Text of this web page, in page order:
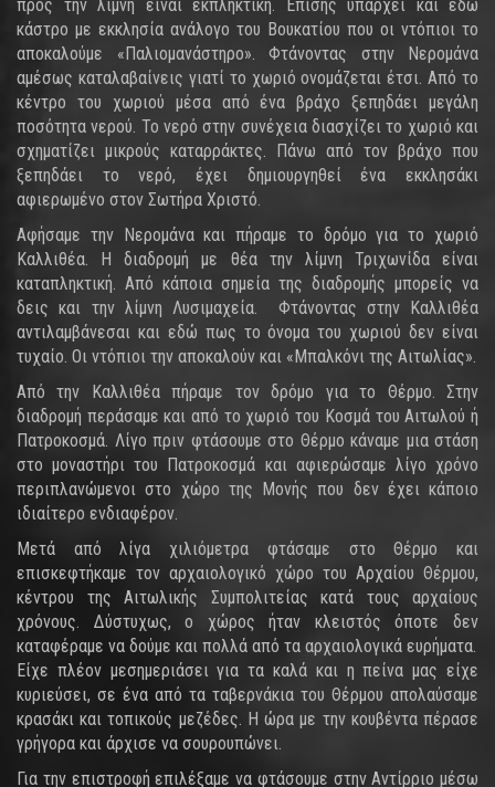
προς την λίμνη είναι εκπληκτική. Επίσης υπάρχει και εδώ
κάστρο με εκκλησία ανάλογο του Βουκατίου που οι ντόπιοι το
αποκαλούμε «Παλιομανάστηρο». Φτάνοντας στην Νερομάνα
αμέσως καταλαβαίνεις γιατί το χωριό ονομάζεται έτσι. Από το
κέντρο του χωριού μέσα από ένα βράχο ξεπηδάει μεγάλη
ποσότητα νερού. Το νερό στην συνέχεια διασχίζει το χωριό και
σχηματίζει μικρούς καταρράκτες. Πάνω από τον βράχο που
ξεπηδάει το νερό, έχει δημιουργηθεί ένα εκκλησάκι
αφιερωμένο στον Σωτήρα Χριστό.
Αφήσαμε την Νερομάνα και πήραμε το δρόμο για το χωριό
Καλλιθέα. Η διαδρομή με θέα την λίμνη Τριχωνίδα είναι
καταπληκτική. Από κάποια σημεία της διαδρομής μπορείς να
δεις και την λίμνη Λυσιμαχεία. Φτάνοντας στην Καλλιθέα
αντιλαμβάνεσαι και εδώ πως το όνομα του χωριού δεν είναι
τυχαίο. Οι ντόπιοι την αποκαλούν και «Μπαλκόνι της Αιτωλίας».
Από την Καλλιθέα πήραμε τον δρόμο για το Θέρμο. Στην
διαδρομή περάσαμε και από το χωριό του Κοσμά του Αιτωλού ή
Πατροκοσμά. Λίγο πριν φτάσουμε στο Θέρμο κάναμε μια στάση
στο μοναστήρι του Πατροκοσμά και αφιερώσαμε λίγο χρόνο
περιπλανώμενοι στο χώρο της Μονής που δεν έχει κάποιο
ιδιαίτερο ενδιαφέρον.
Μετά από λίγα χιλιόμετρα φτάσαμε στο Θέρμο και
επισκεφτήκαμε τον αρχαιολογικό χώρο του Αρχαίου Θέρμου,
κέντρου της Αιτωλικής Συμπολιτείας κατά τους αρχαίους
χρόνους. Δύστυχως, ο χώρος ήταν κλειστός όποτε δεν
καταφέραμε να δούμε και πολλά από τα αρχαιολογικά ευρήματα.
Είχε πλέον μεσημεριάσει για τα καλά και η πείνα μας είχε
κυριεύσει, σε ένα από τα ταβερνάκια του Θέρμου απολαύσαμε
κρασάκι και τοπικούς μεζέδες. Η ώρα με την κουβέντα πέρασε
γρήγορα και άρχισε να σουρουπώνει.
Για την επιστροφή επιλέξαμε να φτάσουμε στην Αντίρριο μέσω